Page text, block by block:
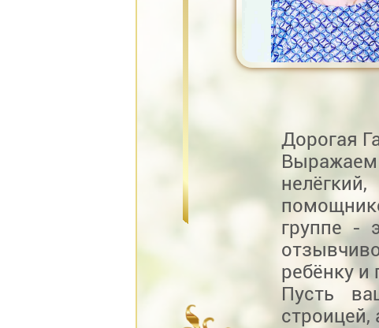
Дорогая
группе -
ребёнку
Пусть
строицей,